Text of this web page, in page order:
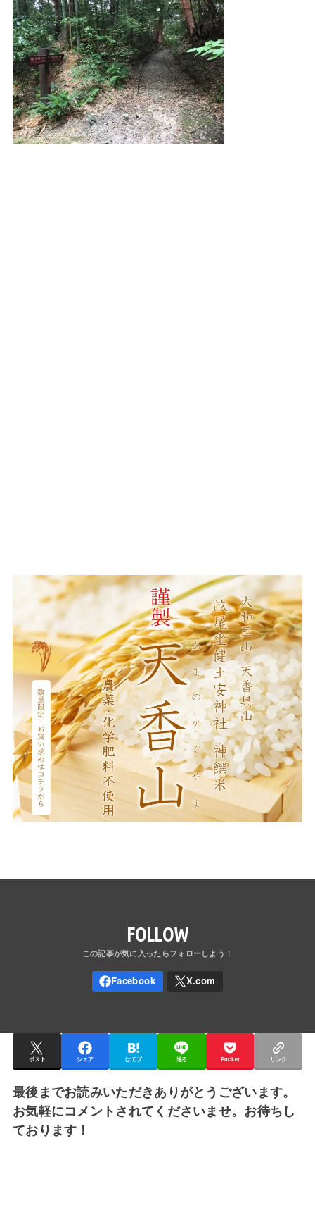
FOLLOW
ポスト シェア はてブ 送る Pocket リンク
最後までお読みいただきありがとうございます。
お気軽にコメントされてくださいませ。お待ちし
ております！